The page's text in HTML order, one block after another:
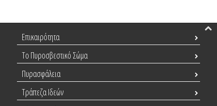
Επικαιρότητα
Το Πυροσβεστικό Σώμα
Πυρασφάλεια
Τράπεζα Ιδεών